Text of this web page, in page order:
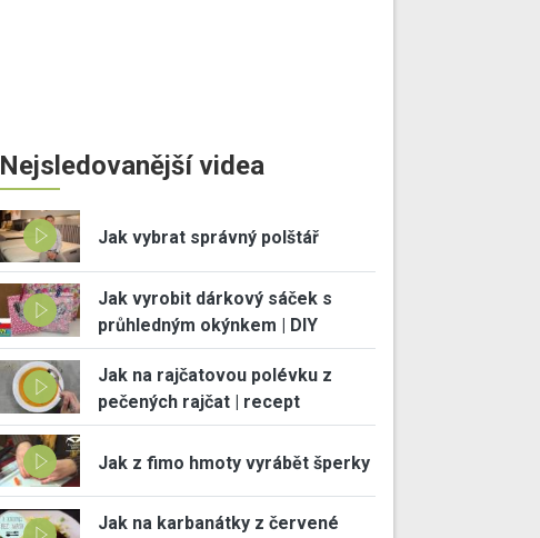
Nejsledovanější videa
Jak vybrat správný polštář
Jak vyrobit dárkový sáček s
průhledným okýnkem | DIY
Jak na rajčatovou polévku z
pečených rajčat | recept
Jak z fimo hmoty vyrábět šperky
Jak na karbanátky z červené